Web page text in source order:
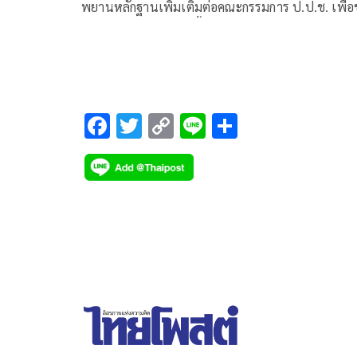
พยานหลักฐานเพิ่มเติมต่อคณะกรรมการ ป.ป.ช. เพื่
F
ac
e
T
wi
tt
C
o
p
Li